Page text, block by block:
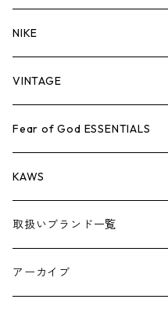
バッグ
シューズ
小物
コラボレーション
×THE NORTH FACE
×COMME des GARCONS
シーズンアイテム
26SS
BOX LOGOアイテム
キャップ・ハット
バッグ
シューズ
小物
パンツ
キャップ・ハット
バッグ
シューズ
小物
ジャケット
パンツ
キャップ・ハット
バッグ
シューズ
小物
シャツ
ジャケット
パンツ
キャップ・ハット
バッグ
シューズ
スウェット/ニット
シャツ
ジャケット
パンツ
キャップ
バッグ
ロンTEE
スウェット/ニット
シャツ
ジャケット
パンツ
キャップ・ハット
Tシャツ
ロンTEE
スウェット/ニット
シャツ
ジャケット
パンツ
NIKE
シューズ
AIR JORDAN 1
AIR JORDAN 3
アパレル・小物
VINTAGE
Tシャツ
ロンTEE
スウェット/ニット
ジャケット
Fear of God ESSENTIALS
Tシャツ
ロンTEE
スウェット/ニット
KAWS
アパレル
小物
取扱いブランド一覧
A
アーカイブ